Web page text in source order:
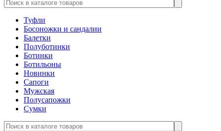
Туфли
Босоножки и сандалии
Балетки
Полуботинки
Ботинки
Ботильоны
Новинки
Сапоги
Мужская
Полусапожки
Сумки